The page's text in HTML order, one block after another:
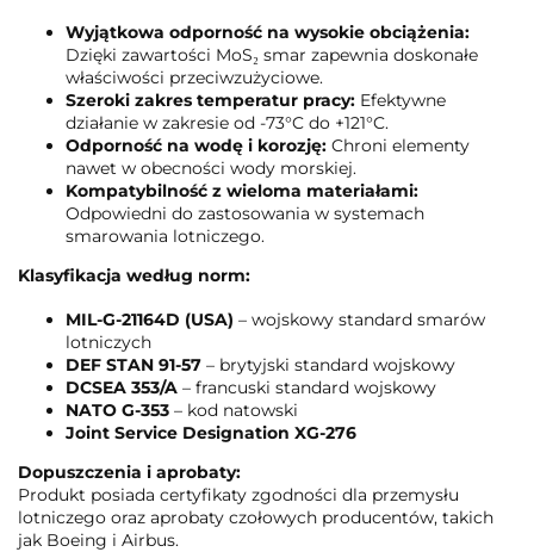
Wyjątkowa odporność na wysokie obciążenia:
Dzięki zawartości MoS₂ smar zapewnia doskonałe
właściwości przeciwzużyciowe.
Szeroki zakres temperatur pracy: Efektywne
działanie w zakresie od -73°C do +121°C.
Odporność na wodę i korozję: Chroni elementy
nawet w obecności wody morskiej.
Kompatybilność z wieloma materiałami:
Odpowiedni do zastosowania w systemach
smarowania lotniczego.
Klasyfikacja według norm:
MIL-G-21164D (USA) – wojskowy standard smarów
lotniczych
DEF STAN 91-57 – brytyjski standard wojskowy
DCSEA 353/A – francuski standard wojskowy
NATO G-353 – kod natowski
Joint Service Designation XG-276
Dopuszczenia i aprobaty:
Produkt posiada certyfikaty zgodności dla przemysłu
lotniczego oraz aprobaty czołowych producentów, takich
jak Boeing i Airbus.